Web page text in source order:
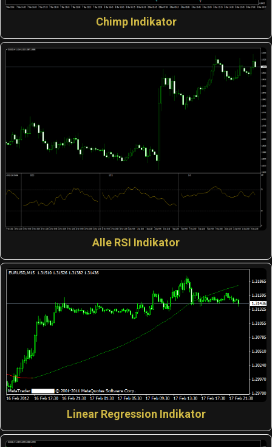
Chimp Indikator
Alle RSI Indikator
Linear Regression Indikator